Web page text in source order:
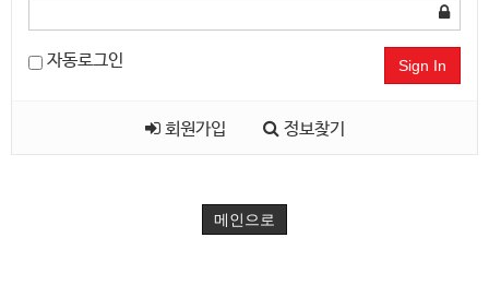
자동로그인 Sign In
회원가입 정보찾기
메인으로